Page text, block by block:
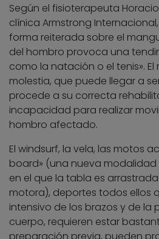
Según el fisioterapeuta
clínica Armstrong
forma reiterada sobre el
del hombro provoca una
como la natación o el tenis».
molestia, que puede llegar a
procede a su correcta
incapacidad para realizar
hombro afectado.
El windsurf, la vela, las motos
board» (una nueva
en el que la tabla es
motora), deportes todos ellos
intensivo de los brazos y de la
cuerpo, requieren estar